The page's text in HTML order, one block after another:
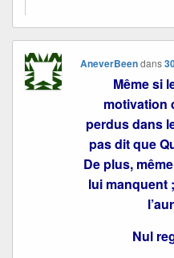
AneverBeendans
Même si
motivation
perdus dans
pas dit que
De plus,
lui manquent
Nul